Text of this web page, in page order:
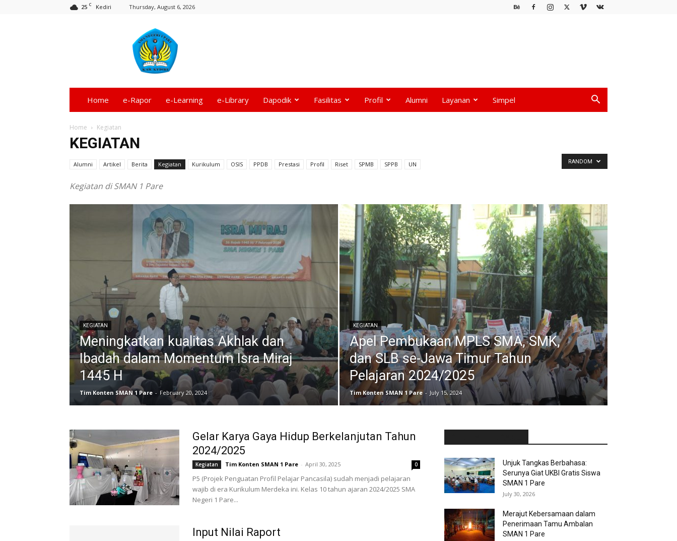
25 C Kediri Thursday, August 6, 2026
–
Kediri
Home e-Rapor e-Learning e-Library Dapodik Fasilitas Profil Alumni Layanan Simpel
Home Kegiatan
KEGIATAN
Alumni Artikel Berita Kegiatan Kurikulum OSIS PPDB Prestasi Profil Riset SPMB SPPB UN
Kegiatan di SMAN 1 Pare
RANDOM
KEGIATAN
Meningkatkan kualitas Akhlak dan
Ibadah dalam Momentum Isra Miraj
1445 H
Tim Konten SMAN 1 Pare - February 20, 2024
KEGIATAN
Apel Pembukaan MPLS SMA, SMK,
dan SLB se-Jawa Timur Tahun
Pelajaran 2024/2025
Tim Konten SMAN 1 Pare - July 15, 2024
Gelar Karya Gaya Hidup Berkelanjutan Tahun
2024/2025
Kegiatan Tim Konten SMAN 1 Pare - April 30, 2025 0
P5 (Projek Penguatan Profil Pelajar Pancasila) sudah menjadi pelajaran
wajib di era Kurikulum Merdeka ini. Kelas 10 tahun ajaran 2024/2025 SMA
Negeri 1 Pare...
Input Nilai Raport
Unjuk Tangkas Berbahasa:
Serunya Giat UKBI Gratis Siswa
SMAN 1 Pare
July 30, 2026
Merajut Kebersamaan dalam
Penerimaan Tamu Ambalan
SMAN 1 Pare